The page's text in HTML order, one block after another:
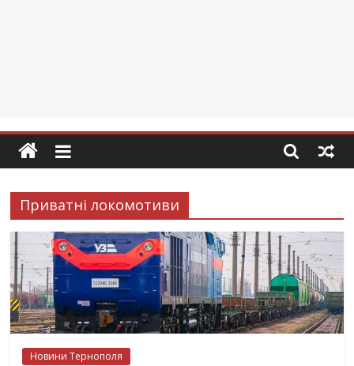
Приватні локомотиви
Новини Тернополя